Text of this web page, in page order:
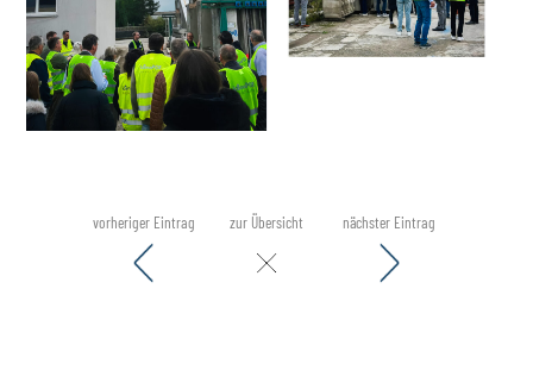
vorheriger Eintrag zur Übersicht nächster Eintrag